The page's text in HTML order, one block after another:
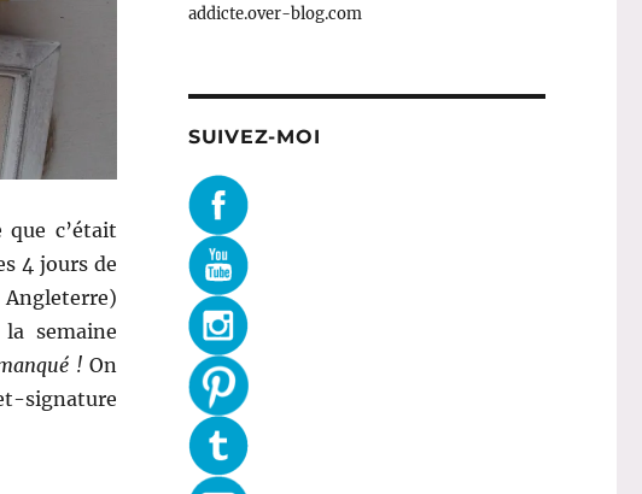
c’était
4 jours de
semaine
! On
signature
# 265 : Cadeaux d’anniversaire ! »
addicte.over-blog.com
SUIVEZ-MOI